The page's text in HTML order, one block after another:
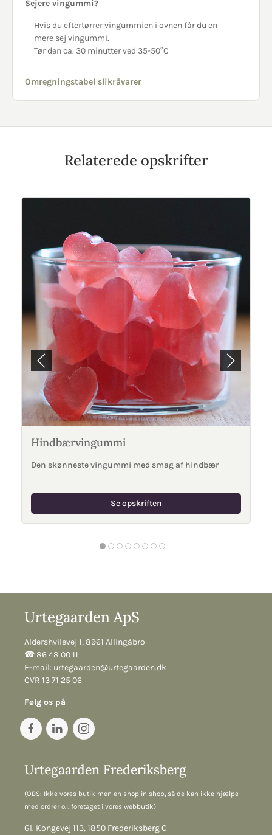
Sejere vingummi?
Hvis du eftertørrer vingummien i ovnen får du en
mere sej vingummi.
Tør den ca. 30 minutter ved 35-50°C
Omregningstabel slikråvarer
Relaterede opskrifter
Hindbærvingummi
Den skønneste vingummi med smag af hindbær
Se opskriften
Urtegaarden ApS
Aldershvilevej 1, 8961 Allingåbro
☎︎ 86 48 00 11
E-mail: urtegaarden@urtegaarden.dk
CVR 13 71 25 06
Følg os på
Urtegaarden Frederiksberg
(OBS: Ikke vores butik men en shop in shop, så de kan ikke hjælpe
med ordrer o.l. foretaget i vores webbutik)
Gl. Kongevej 113, 1850 Frederiksberg C